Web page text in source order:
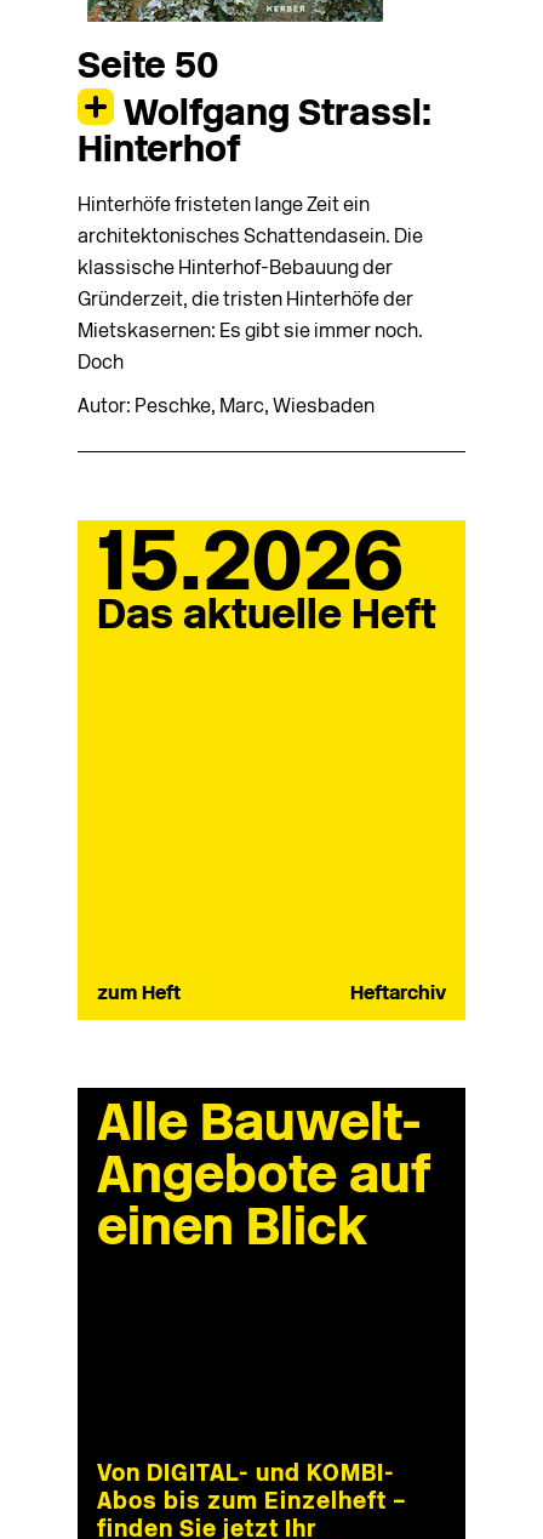
Seite 50
Wolfgang Strassl:
Hinterhof
Hinterhöfe fristeten lange Zeit ein
architektonisches Schattendasein. Die
klassische Hinterhof-Bebauung der
Gründerzeit, die tristen Hinterhöfe der
Mietskasernen: Es gibt sie immer noch.
Doch
Autor: Peschke, Marc, Wiesbaden
15.2026
Das aktuelle Heft
zum Heft Heftarchiv
Alle Bauwelt-
Angebote auf
einen Blick
Von DIGITAL- und KOMBI-
Abos bis zum Einzelheft –
finden Sie jetzt Ihr